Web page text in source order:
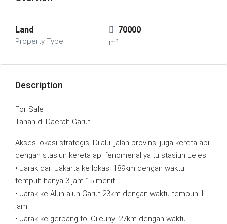
Land
Property Type
70000
m²
Description
For Sale
Tanah di Daerah Garut
Akses lokasi strategis, Dilalui jalan provinsi juga kereta api
dengan stasiun kereta api fenomenal yaitu stasiun Leles
• Jarak dari Jakarta ke lokasi 189km dengan waktu
tempuh hanya 3 jam 15 menit
• Jarak ke Alun-alun Garut 23km dengan waktu tempuh 1
jam
• Jarak ke gerbang tol Cileunyi 27km dengan waktu